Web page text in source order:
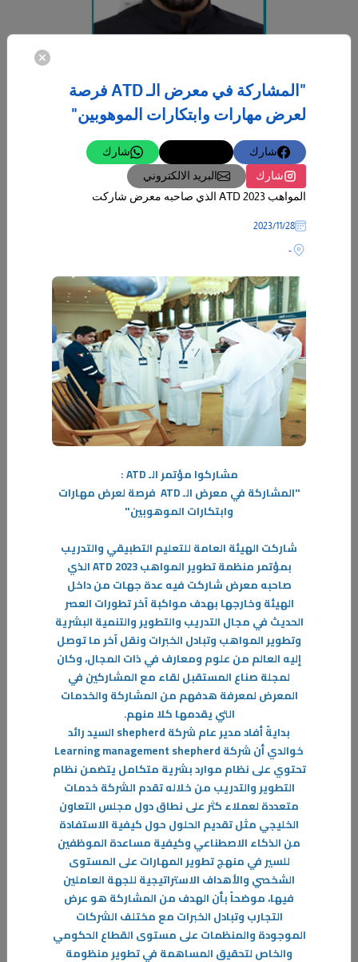
العمل الحر نجاح للحاضر ومنارة للمستقبل
كانت ومازالت دولة الكويت تبني مستقبلها من خلال دعم طموح الشباب
الناجح وتحويل مواهبهم وطاقاتهم إلى واقع يحتذى به، وجاء مركز المبادرين
دائماً ما تسعى دولة الكويت إلى دعم الشباب في شتى المجالات وذلك ترجمةً
لمبادرة صاحب السمو أمير البلاد الراحل الشيخ صباح الأحمد الجابر
"المشاركة في معرض الـ ATD فرصة
لعرض مهارات وابتكارات الموهوبين"
شارك
شارك
شارك
البريد الالكتروني
المواهب ATD 2023 الذي صاحبه معرض شاركت
28‏/11‏/2023
-
مشاركوا مؤتمر الـATD :
"المشاركة في معرض الـ
ATD فرصة لعرض مهارات
وابتكارات الموهوبين"
شاركت الهيئة العامة للتعليم التطبيقي والتدريب
بمؤتمر منظمة تطوير المواهبATD 2023
الذي
صاحبه معرض شاركت فيه عدة جهات من داخل
الهيئة وخارجها بهدف مواكبة آخر تطورات العصر
الحديث في مجال التدريب والتطوير والتنمية البشرية
وتطوير المواهب وتبادل الخبرات ونقل آخر ما توصل
إليه العالم من علوم ومعارف في ذات المجال، وكان
لمجلة صناع المستقبل لقاء مع المشاركين في
المعرض لمعرفة هدفهم من المشاركة والخدمات
التي يقدمها كلا منهم.
بدايةً أفاد مدير عام شركة
shepherd السيد رائد
خوالدي أن شركة Learning management shepherd
تحتوي على نظام موارد بشرية متكامل يتضمن نظام
التطوير والتدريب من خلاله تقدم الشركة خدمات
متعددة لعملاء كثر على نطاق دول مجلس التعاون
الخليجي مثل تقديم الحلول حول كيفية الاستفادة
من الذكاء الاصطناعي وكيفية مساعدة الموظفين
للسير في منهج تطوير المهارات على المستوى
الشخصي والأهداف الاستراتيجية للجهة العاملين
فيها، موضحاً بأن الهدف من المشاركة هو عرض
التجارب وتبادل الخبرات مع مختلف الشركات
الموجودة والمنظمات على مستوى القطاع الحكومي
والخاص لتحقيق المساهمة في تطوير منظومة